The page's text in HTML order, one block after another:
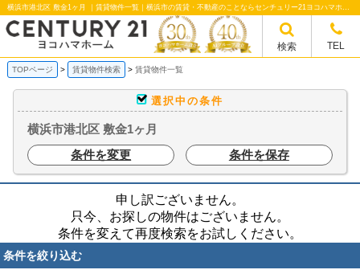
横浜市港北区 敷金1ヶ月 ｜賃貸物件一覧｜横浜市の賃貸・不動産のことならセンチュリー21ヨコハマホームへ！横浜市の賃貸仲介や不動産売却・買取、不動産管理など不動産のことならなんでもご相談ください。
検索 TEL
TOPページ 賃貸物件検索 賃貸物件一覧
選択中の条件
横浜市港北区 敷金1ヶ月
条件を変更
条件を保存
申し訳ございません。
只今、お探しの物件はございません。
条件を変えて再度検索をお試しください。
条件を絞り込む